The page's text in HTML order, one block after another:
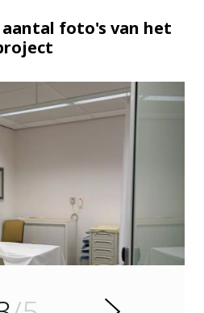
foto's van het
V